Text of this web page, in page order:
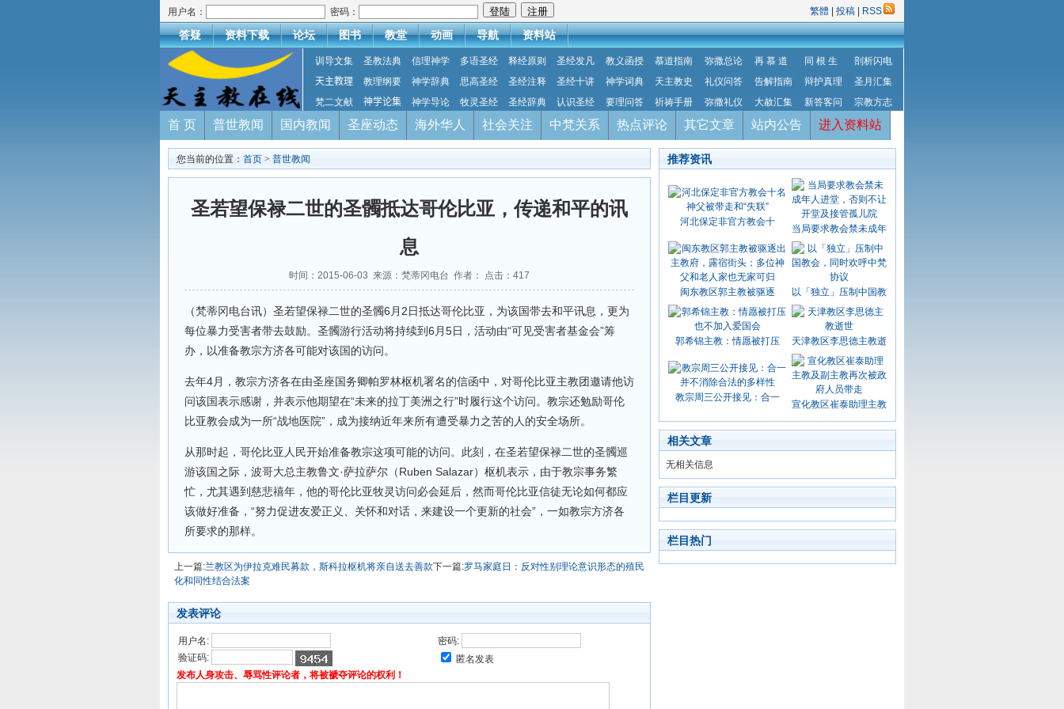
用户名： 密码： 繁體 投稿 RSS
答疑 资料下载 论坛 图书 教堂 动画 导航 资料站
训导文集 圣教法典 信理神学 多语圣经 释经原则 圣经发凡 教义函授 慕道指南 弥撒总论 再 慕 道 同 根 生
剖析闪电
天主教理
教理纲要 神学辞典 思高圣经 圣经注释 圣经十讲 神学词典 天主教史 礼仪问答 告解指南 辩护真理
圣月汇集
梵二文献
神学论集 神学导论 牧灵圣经 圣经辞典 认识圣经 要理问答 祈祷手册 弥撒礼仪 大赦汇集 新答客问 宗教方志
首 页 普世教闻 国内教闻 圣座动态 海外华人 社会关注 中梵关系 热点评论 其它文章 站内公告 进入资料站
您当前的位置： 首页 > 普世教闻
圣若望保禄二世的圣髑抵达哥伦比亚，传递和平的讯
息
时间：2015-06-03 来源：梵蒂冈电台 作者： 点击： 417
（梵蒂冈电台讯）圣若望保禄二世的圣髑6月2日抵达哥伦比亚，为该国带去和平讯息，更为
每位暴力受害者带去鼓励。圣髑游行活动将持续到6月5日，活动由“可见受害者基金会”筹
办，以准备教宗方济各可能对该国的访问。
去年4月，教宗方济各在由圣座国务卿帕罗林枢机署名的信函中，对哥伦比亚主教团邀请他访
问该国表示感谢，并表示他期望在“未来的拉丁美洲之行”时履行这个访问。教宗还勉励哥伦
比亚教会成为一所“战地医院”，成为接纳近年来所有遭受暴力之苦的人的安全场所。
从那时起，哥伦比亚人民开始准备教宗这项可能的访问。此刻，在圣若望保禄二世的圣髑巡
游该国之际，波哥大总主教鲁文·萨拉萨尔（Ruben Salazar）枢机表示，由于教宗事务繁
忙，尤其遇到慈悲禧年，他的哥伦比亚牧灵访问必会延后，然而哥伦比亚信徒无论如何都应
该做好准备，“努力促进友爱正义、关怀和对话，来建设一个更新的社会”，一如教宗方济各
所要求的那样。
上一篇:兰教区为伊拉克难民募款，斯科拉枢机将亲自送去善款下一篇:罗马家庭日：反对性别理论意识形态的殖民
化和同性结合法案
发表评论
用户名:
密码:
验证码:
匿名发表
发布人身攻击、辱骂性评论者，将被褫夺评论的权利！
推荐资讯
河北保定非官方教会十
当局要求教会禁未成年
闽东教区郭主教被驱逐 以「独立」压制中国教
郭希锦主教：情愿被打压 天津教区李思德主教逝
教宗周三公开接见：合一
宣化教区崔泰助理主教
相关文章
无相关信息
栏目更新
栏目热门